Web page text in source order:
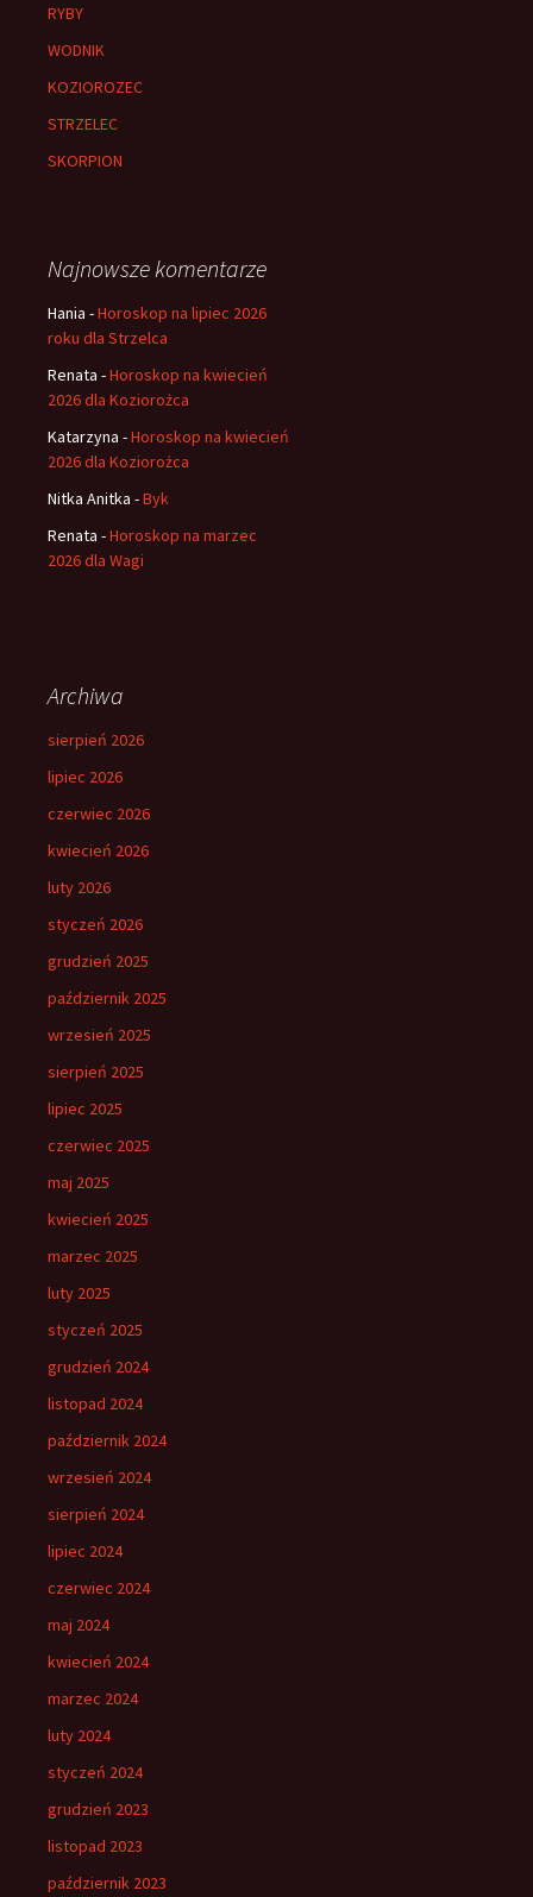
RYBY
WODNIK
KOZIOROZEC
STRZELEC
SKORPION
Najnowsze komentarze
Hania -Horoskop na lipiec 2026
roku dla Strzelca
Renata -Horoskop na kwiecień
2026 dla Koziorożca
Katarzyna -Horoskop na kwiecień
2026 dla Koziorożca
Nitka Anitka -Byk
Renata -Horoskop na marzec
2026 dla Wagi
Archiwa
sierpień 2026
lipiec 2026
czerwiec 2026
kwiecień 2026
luty 2026
styczeń 2026
grudzień 2025
październik 2025
wrzesień 2025
sierpień 2025
lipiec 2025
czerwiec 2025
maj 2025
kwiecień 2025
marzec 2025
luty 2025
styczeń 2025
grudzień 2024
listopad 2024
październik 2024
wrzesień 2024
sierpień 2024
lipiec 2024
czerwiec 2024
maj 2024
kwiecień 2024
marzec 2024
luty 2024
styczeń 2024
grudzień 2023
listopad 2023
październik 2023